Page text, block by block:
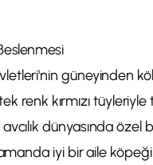
güneyinden
renk kırmızı
dünyasında
iyi bir aile